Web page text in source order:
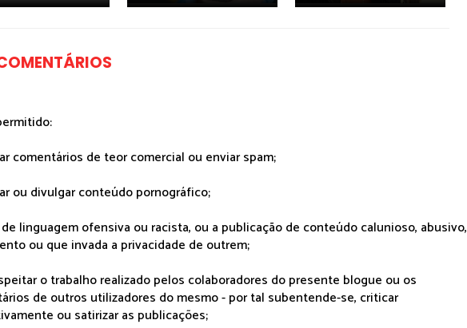
comentários de teor comercial ou enviar spam;
ou divulgar conteúdo pornográfico;
linguagem ofensiva ou racista, ou a publicação de conteúdo calunioso, abusivo,
ou que invada a privacidade de outrem;
o trabalho realizado pelos colaboradores do presente blogue ou os
de outros utilizadores do mesmo - por tal subentende-se, criticar
ou satirizar as publicações;